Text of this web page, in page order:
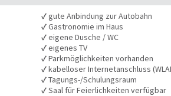
✓gute Anbindung zur Autobahn
✓Gastronomie im Haus
✓eigene Dusche / WC
✓eigenes TV
✓Parkmöglichkeiten vorhanden
✓kabelloser Internetanschluss
✓Tagungs-/Schulungsraum
✓Saal für Feierlichkeiten verfügbar